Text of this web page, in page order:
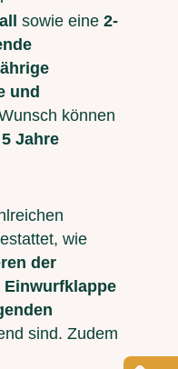
sowie eine 2-
und
können
5 Jahre
wie
der
Einwurfklappe
sind. Zudem